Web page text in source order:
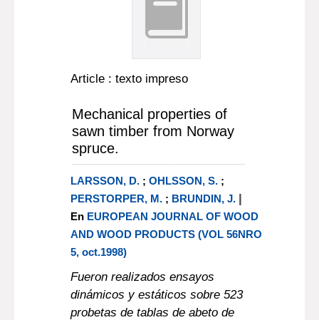
Article : texto impreso
Mechanical properties of
sawn timber from Norway
spruce.
LARSSON, D.; OHLSSON, S.;
PERSTORPER, M.; BRUNDIN, J. |
En EUROPEAN JOURNAL OF WOOD
AND WOOD PRODUCTS (VOL 56NRO
5, oct.1998)
Fueron realizados ensayos
dinámicos y estáticos sobre 523
probetas de tablas de abeto de